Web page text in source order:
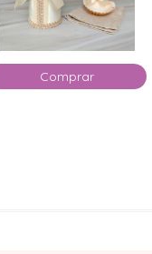
Comprar